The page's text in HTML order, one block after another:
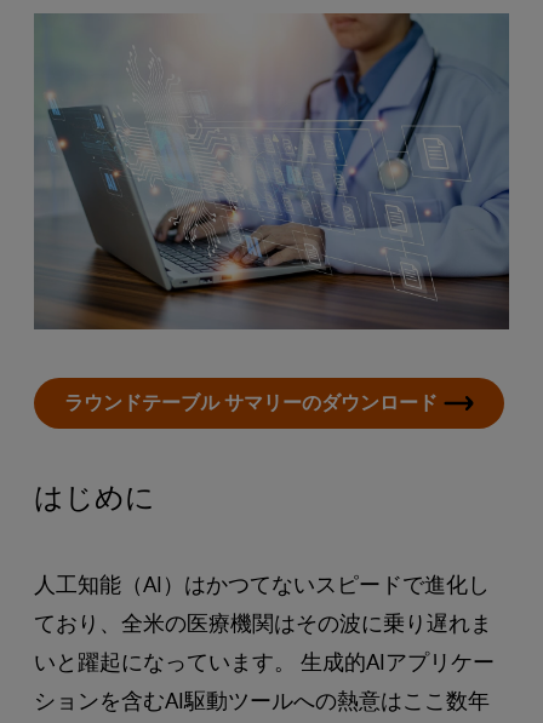
ラウンドテーブル サマリーのダウンロード
はじめに
人工知能（AI）はかつてないスピードで進化し
ており、全米の医療機関はその波に乗り遅れま
いと躍起になっています。 生成的AIアプリケー
ションを含むAI駆動ツールへの熱意はここ数年